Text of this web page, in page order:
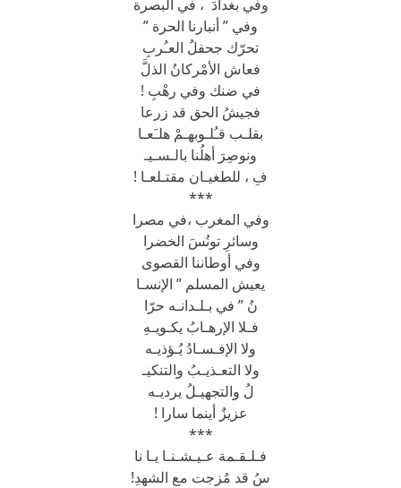
وفي بغدادَ ، في البصرة
وفي ” أنبارنا الحرة ”
تحرّك جحفلُ العـُربِ
فعاش الأمْركانُ الذلَّ
في ضنك وفي رهْبِ !
فجيشُ الحق قد زرعا
بقلـب قـُلـوبهـمْ هلـَعـا
ونوصِرَ أهلُنا بالـسـيـ
فِ ، للطغيـان مقتـلعـا !
***
وفي المغرب ،في مصرا
وسائرِ تونُسَ الخضرا
وفي أوطاننا القصوى
يعيش المسلم ” الإنسـا
نُ ” في بـلـدانـه حرّا
فـلا الإرهـابُ يكـويـهِ
ولا الإفـسـادُ يُـؤذيـه
ولا التعـذيـبُ والتنكيـ
لُ والتجهيـلُ يرديـه
عزيزٌ أينما سارا !
***
فـلـقـمة عـيـشـنـا يـا نا
سُ قد مُزجت مع الشهدِ!